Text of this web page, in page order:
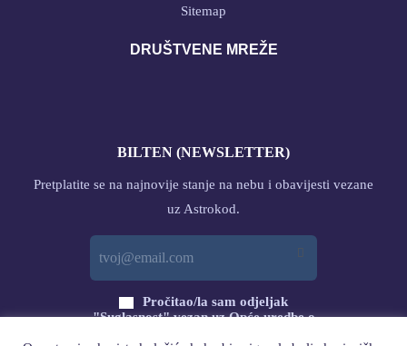
Sitemap
DRUŠTVENE MREŽE
BILTEN (NEWSLETTER)
Pretplatite se na najnovije stanje na nebu i obavijesti vezane
uz Astrokod.
Pročitao/la sam odjeljak
"Suglasnost" vezan uz Opće uredbe o